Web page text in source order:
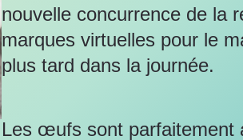
nouvelle concurrence de la
marques virtuelles pour le
plus tard dans la journée.
Les œufs sont parfaitement